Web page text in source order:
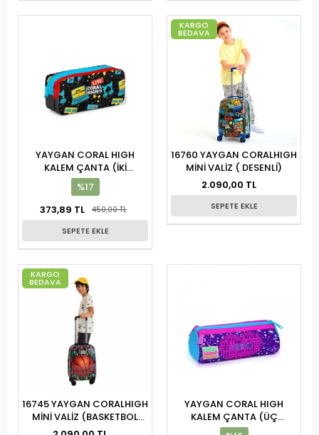
YAYGAN CORAL HIGH
KALEM ÇANTA (İKİ
BÖLMELİ) 12092
%17
373,89 TL
450,00 TL
SEPETE EKLE
KARGO
BEDAVA
16760 YAYGAN CORALHIGH
MİNİ VALİZ ( DESENLİ)
2.090,00 TL
SEPETE EKLE
KARGO
BEDAVA
16745 YAYGAN CORALHIGH
MİNİ VALİZ (BASKETBOL
DESENLİ)
YAYGAN CORAL HIGH
KALEM ÇANTA (ÜÇ
BÖLMELİ) 22040